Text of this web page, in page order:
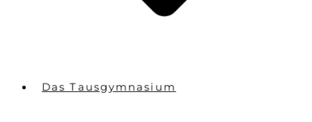
Das Tausgymnasium